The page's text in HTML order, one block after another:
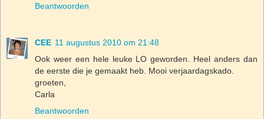
Beantwoorden
CEE 11 augustus 2010 om 21:48
Ook weer een hele leuke LO geworden. Heel anders dan
de eerste die je gemaakt heb. Mooi verjaardagskado.
groeten,
Carla
Beantwoorden